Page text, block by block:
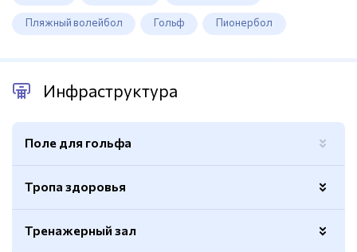
Пляжный волейбол Гольф Пионербол
Инфраструктура
Поле для гольфа
Тропа здоровья
Протяженность 2000м.
Тренажерный зал